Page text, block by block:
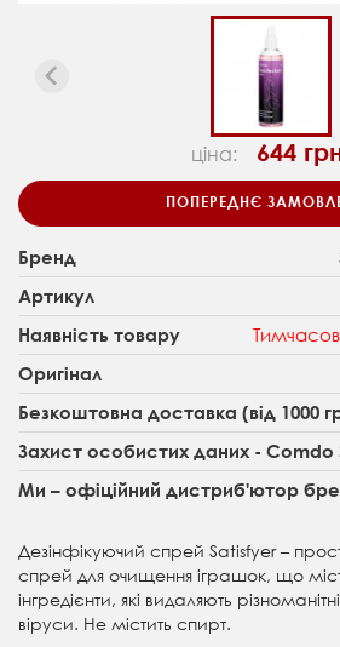
ціна: 644
ПОПЕРЕДНЄ
Бренд
Артикул
Наявність товару
Оригінал
Безкоштовна доставка (від 1000
Захист особистих даних - Comdo
Ми – офіційний дистриб'ютор
Дезінфікуючий спрей Satisfyer –
спрей для очищення іграшок, що
інгредієнти, які видаляють
віруси. Не містить спирт.